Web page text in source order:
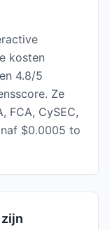
kosten
4.8/5
Ze
FCA, CySEC,
$0.0005 to